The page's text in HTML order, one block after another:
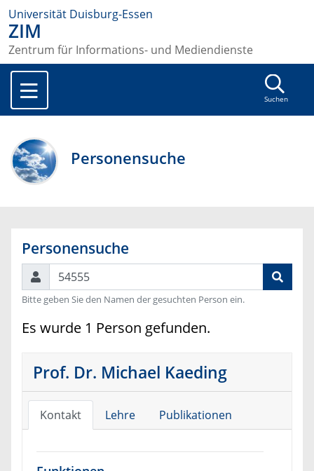
Universität Duisburg-Essen
ZIM
Zentrum für Informations- und Mediendienste
Suchen
Personensuche
Personensuche
Suchen
Bitte geben Sie den Namen der gesuchten Person ein.
Es wurde 1 Person gefunden.
Prof. Dr. Michael Kaeding
Kontakt Lehre Publikationen